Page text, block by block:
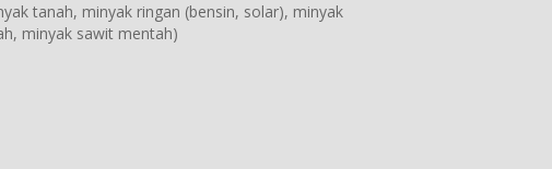
tanah, minyak ringan (bensin, solar), minyak
minyak sawit mentah)